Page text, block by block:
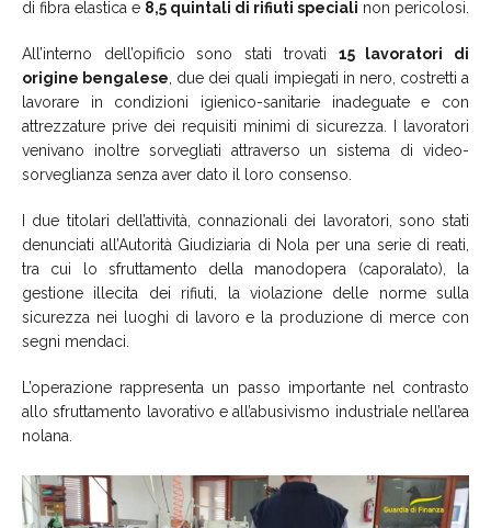
di fibra elastica e 8,5 quintali di rifiuti speciali non pericolosi.
All’interno dell’opificio sono stati trovati 15 lavoratori di
origine bengalese , due dei quali impiegati in nero, costretti a
lavorare in condizioni igienico-sanitarie inadeguate e con
attrezzature prive dei requisiti minimi di sicurezza. I lavoratori
venivano inoltre sorvegliati attraverso un sistema di video-
sorveglianza senza aver dato il loro consenso.
I due titolari dell’attività, connazionali dei lavoratori, sono stati
denunciati all’Autorità Giudiziaria di Nola per una serie di reati,
tra cui lo sfruttamento della manodopera (caporalato), la
gestione illecita dei rifiuti, la violazione delle norme sulla
sicurezza nei luoghi di lavoro e la produzione di merce con
segni mendaci.
L’operazione rappresenta un passo importante nel contrasto
allo sfruttamento lavorativo e all’abusivismo industriale nell’area
nolana.